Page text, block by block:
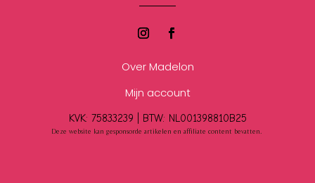
Over Madelon
Mijn account
KVK: 75833239 | BTW: NL001398810B25
Deze website kan gesponsorde artikelen en affiliate content bevatten.